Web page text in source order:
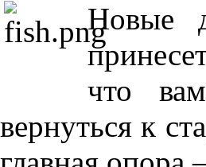
Новые
что
вернуться к